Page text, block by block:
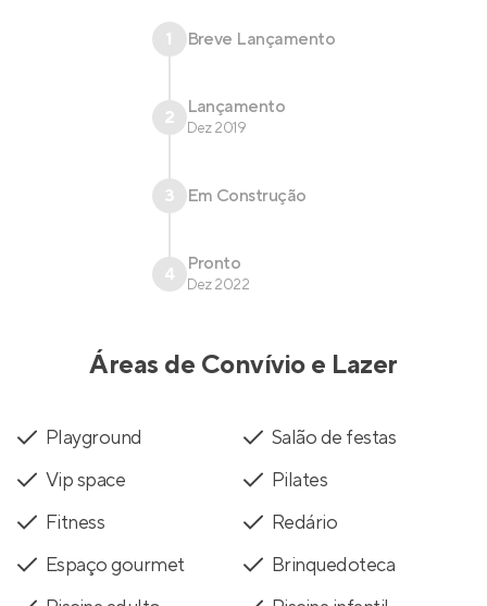
1 Breve Lançamento
2 Lançamento
Dez 2019
3 Em Construção
4 Pronto
Dez 2022
Áreas de Convívio e Lazer
Playground
Salão de festas
Vip space
Pilates
Fitness
Redário
Espaço gourmet
Brinquedoteca